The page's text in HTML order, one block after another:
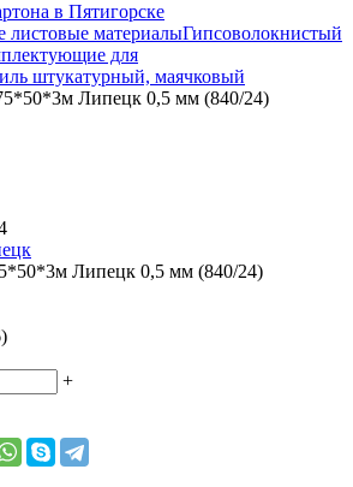
в Пятигорске
листовые материалыГипсоволокнистый
для
штукатурный, маячковый
Липецк 0,5 мм (840/24)
Липецк 0,5 мм (840/24)
+